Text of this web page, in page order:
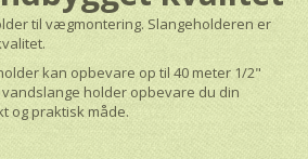
til vægmontering. Slangeholderen er
kan opbevare op til 40 meter 1/2"
holder opbevare du din
og praktisk måde.